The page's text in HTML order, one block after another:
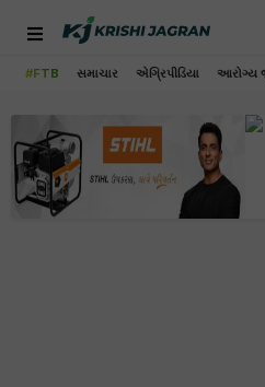
#FTB સમાચાર એગ્રિપીડિયા આરોગ્ય